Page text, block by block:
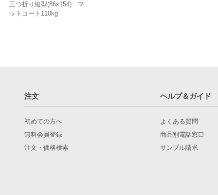
三つ折り縦型(86x154) マ
ットコート110kg
注文 ヘルプ＆ガイド
初めての方へ
無料会員登録
注文・価格検索
よくある質問
商品別電話窓口
サンプル請求